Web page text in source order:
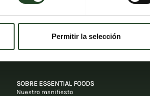
Permitir la selección
SOBRE ESSENTIAL FOODS
Nuestro manifiesto